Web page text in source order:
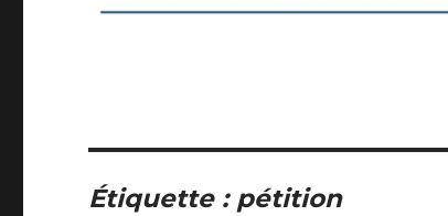
Étiquette : pétition